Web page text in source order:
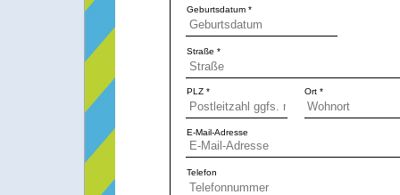
Ort *
Geburtsdatum *
E-Mail-Adresse
Straße *
PLZ *
Telefon